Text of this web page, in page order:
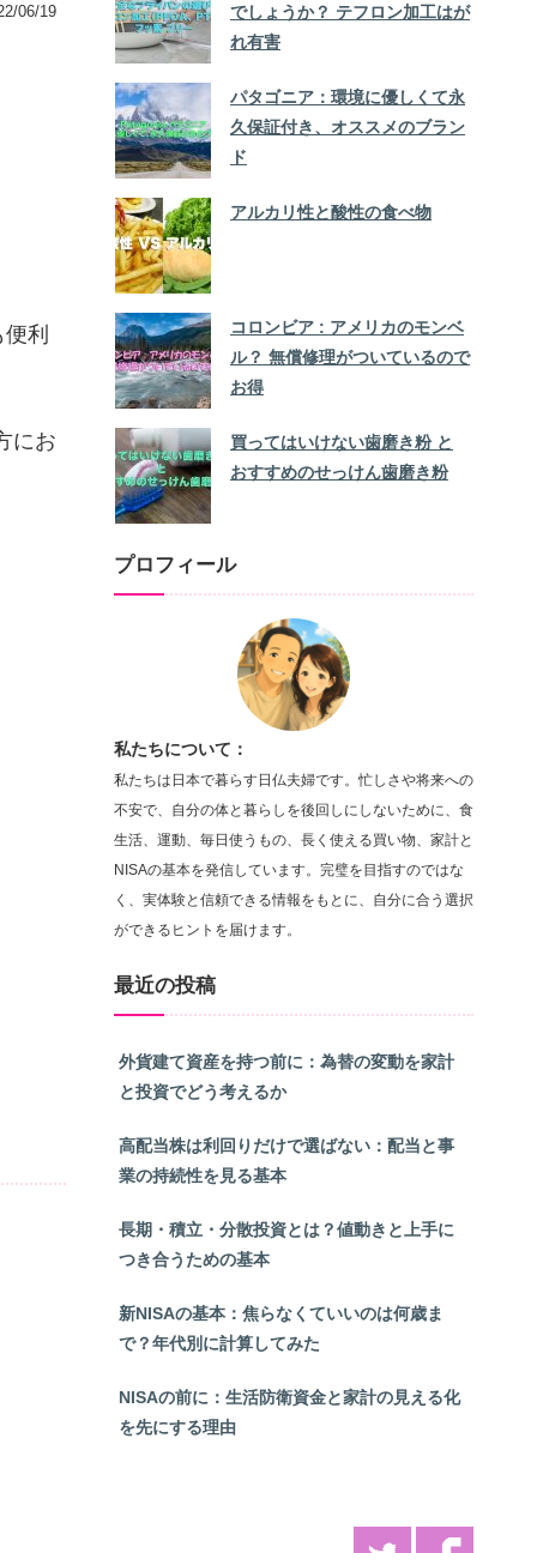
06/19
利
にお
でしょうか？ テフロン加工はが
れ有害
パタゴニア：環境に優しくて永
久保証付き、オススメのブラン
ド
アルカリ性と酸性の食べ物
コロンビア : アメリカのモンベ
ル？ 無償修理がついているので
お得
買ってはいけない歯磨き粉 と
おすすめのせっけん歯磨き粉
プロフィール
私たちについて：
私たちは日本で暮らす日仏夫婦です。忙しさや将来への
不安で、自分の体と暮らしを後回しにしないために、食
生活、運動、毎日使うもの、長く使える買い物、家計と
NISAの基本を発信しています。完璧を目指すのではな
く、実体験と信頼できる情報をもとに、自分に合う選択
ができるヒントを届けます。
最近の投稿
外貨建て資産を持つ前に：為替の変動を家計
と投資でどう考えるか
高配当株は利回りだけで選ばない：配当と事
業の持続性を見る基本
長期・積立・分散投資とは？値動きと上手に
つき合うための基本
新NISAの基本：焦らなくていいのは何歳ま
で？年代別に計算してみた
NISAの前に：生活防衛資金と家計の見える化
を先にする理由